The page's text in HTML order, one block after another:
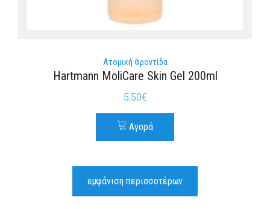
Ατομική Φροντίδα
Hartmann MoliCare Skin Gel 200ml
5,50€
Αγορά
εμφάνιση περισσοτέρων